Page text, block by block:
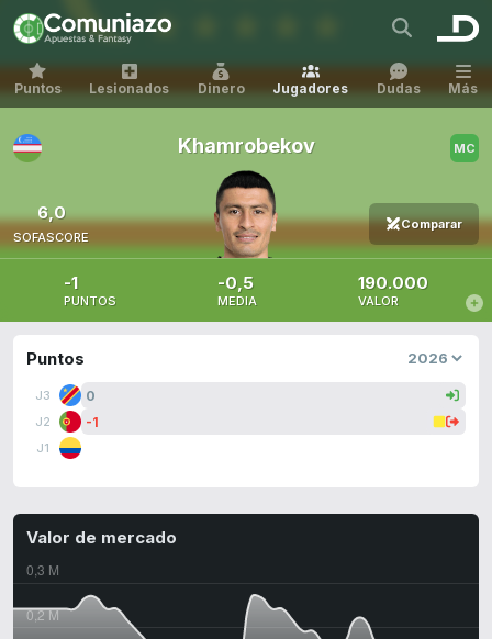
Puntos Lesionados Dinero Jugadores Dudas Más
Khamrobekov
Comparar
6,0
SOFASCORE
-1
PUNTOS
-0,5
MEDIA
190.000
VALOR
Puntos
J3 0
J2 -1
J1
Valor de mercado